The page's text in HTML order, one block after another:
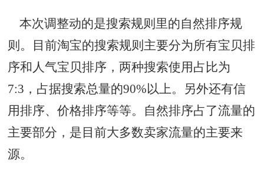
本次调整动的是搜索规则里的自然排序规
则。目前淘宝的搜索规则主要分为所有宝贝排
序和人气宝贝排序，两种搜索使用占比为
7:3，占据搜索总量的90%以上。另外还有信
用排序、价格排序等等。自然排序占了流量的
主要部分，是目前大多数卖家流量的主要来
源。